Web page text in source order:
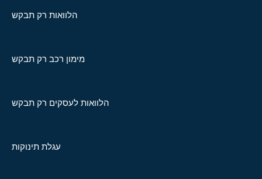
הלוואות רק תבקש
מימון רכב רק תבקש
הלוואות לעסקים רק תבקש
עגלת תינוקות